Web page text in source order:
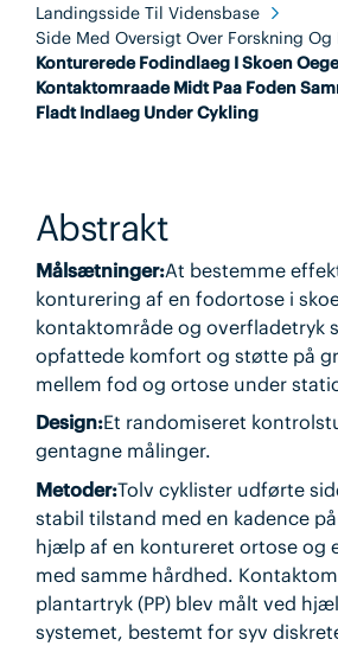
Landingsside Til Vidensbase
Side Med Oversigt Over Forskning Og
Konturerede Fodindlaeg I Skoen
Kontaktomraade Midt Paa Foden
Fladt Indlaeg Under Cykling
Abstrakt
Målsætninger:At bestemme
konturering af en fodortose i
kontaktområde og overfladetryk
opfattede komfort og støtte på
mellem fod og ortose under
Design:Et randomiseret
gentagne målinger.
Metoder:Tolv cyklister udførte
stabil tilstand med en kadence
hjælp af en kontureret ortose og
med samme hårdhed.
plantartryk (PP) blev målt ved
systemet, bestemt for syv